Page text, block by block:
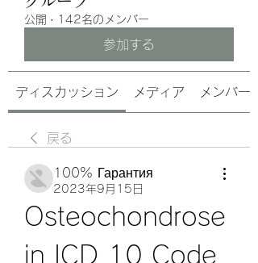
公開 · 142名のメンバー
参加する
ディスカッション メディア メンバー
戻る
100% Гарантия
2023年9月15日
Osteochondrose
in ICD 10 Code